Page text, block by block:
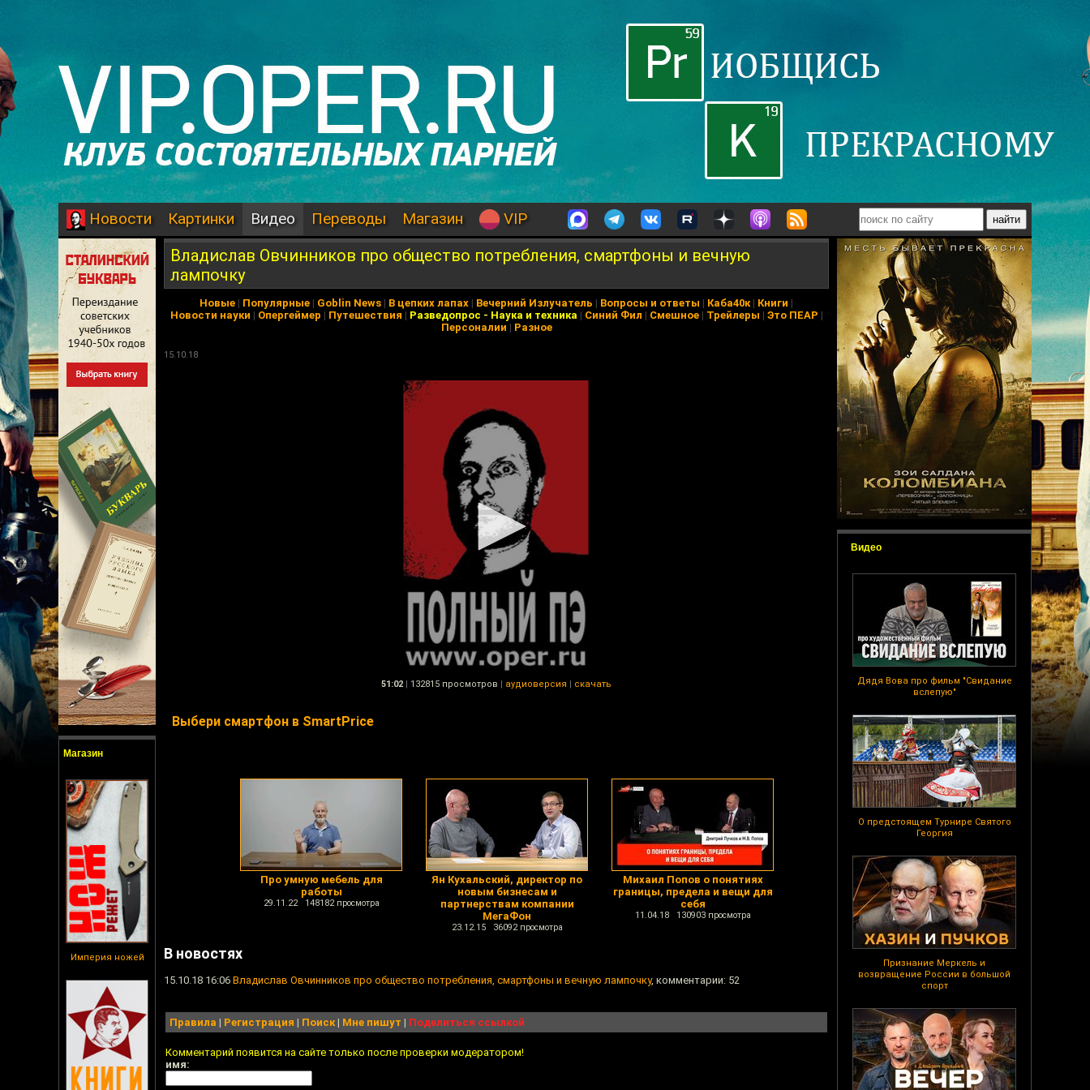
Новости Картинки Видео Переводы Магазин VIP
Магазин
Империя ножей
Видео
Дядя Вова про фильм "Свидание
вслепую"
О предстоящем Турнире Святого
Георгия
Признание Меркель и
возвращение России в большой
спорт
Владислав Овчинников про общество потребления, смартфоны и вечную
лампочку
Новые | Популярные | Goblin News | В цепких лапах | Вечерний Излучатель | Вопросы и ответы | Каба40к| Книги |
Новости науки | Опергеймер | Путешествия | Разведопрос - Наука и техника | Синий Фил | Смешное| Трейлеры | Это ПЕАР |
Персоналии | Разное
15.10.18
51:02 | 132815 просмотров | аудиоверсия | скачать
Выбери смартфон в SmartPrice
Про умную мебель для
работы
29.11.22 148182 просмотра
Ян Кухальский, директор по
новым бизнесам и
партнерствам компании
МегаФон
23.12.15 36092 просмотра
Михаил Попов о понятиях
границы, предела и вещи для
себя
11.04.18 130903 просмотра
В новостях
15.10.18 16:06 Владислав Овчинников про общество потребления, смартфоны и вечную лампочку, комментарии: 52
Правила | Регистрация | Поиск| Мне пишут | Поделиться ссылкой
Комментарий появится на сайте только после проверки модератором!
имя: